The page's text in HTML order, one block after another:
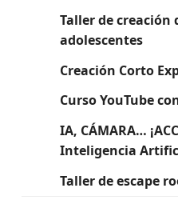
Taller de creación
adolescentes
Creación Corto
Curso YouTube
IA, CÁMARA…
Inteligencia
Taller de escape